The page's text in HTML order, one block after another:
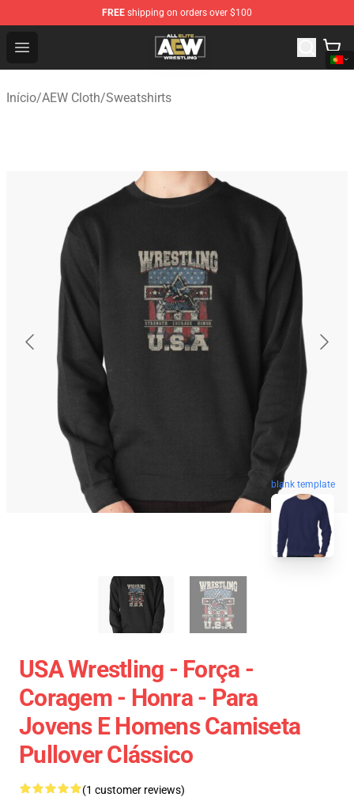
FREE shipping on orders over $100
Open menu
Aew Shop ⚡️ Official Aew Merchandise Store
Início/AEW Cloth/Sweatshirts
blank template
USA Wrestling - Força -
Coragem - Honra - Para
Jovens E Homens Camiseta
Pullover Clássico
(1 customer reviews)